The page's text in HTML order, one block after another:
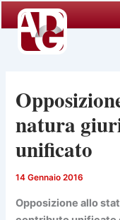
contenuto
natura
unificato
14 Gennaio 2016
Opposizione allo